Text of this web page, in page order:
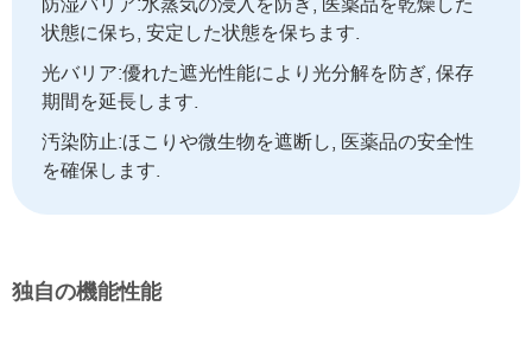
状態に保ち, 安定した状態を保ちます.
光バリア:優れた遮光性能により光分解を防ぎ, 保存
期間を延長します.
汚染防止:ほこりや微生物を遮断し, 医薬品の安全性
を確保します.
独自の機能性能